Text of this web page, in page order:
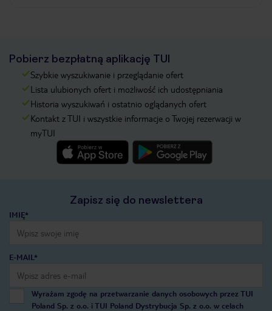
Pobierz bezpłatną aplikację TUI
Szybkie wyszukiwanie i przeglądanie ofert
Lista ulubionych ofert i możliwość ich udostępniania
Historia wyszukiwań i ostatnio oglądanych ofert
Kontakt z TUI i wszystkie informacje o Twojej rezerwacji w
myTUI
Zapisz się do newslettera
IMIĘ*
E-MAIL*
Wyrażam zgodę na przetwarzanie danych osobowych przez TUI
Poland Sp. z o.o. i TUI Poland Dystrybucja Sp. z o.o. w celach